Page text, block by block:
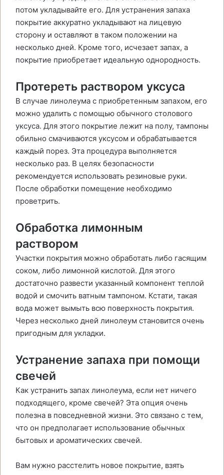
потом укладывайте его. Для устранения запаха
покрытие аккуратно укладывают на лицевую
сторону и оставляют в таком положении на
несколько дней. Кроме того, исчезает запах, а
покрытие приобретает идеальную однородность.
Протереть раствором уксуса
В случае линолеума с приобретенным запахом, его
можно удалить с помощью обычного столового
уксуса. Для этого покрытие лежит на полу, тампоны
обильно смачиваются уксусом и обрабатывается
каждый порез. Эта процедура выполняется
несколько раз. В целях безопасности
рекомендуется использовать резиновые руки.
После обработки помещение необходимо
проветрить.
Обработка лимонным
раствором
Участки покрытия можно обработать либо гасящим
соком, либо лимонной кислотой. Для этого
достаточно развести указанный компонент теплой
водой и смочить ватным тампоном. Кстати, такая
вода может вымыть всю поверхность покрытия.
Через несколько дней линолеум становится очень
пригодным для укладки.
Устранение запаха при помощи
свечей
Как устранить запах линолеума, если нет ничего
подходящего, кроме свечей? Эта опция очень
полезна в повседневной жизни. Это связано с тем,
что он предполагает использование обычных
бытовых и ароматических свечей.
Вам нужно расстелить новое покрытие, взять